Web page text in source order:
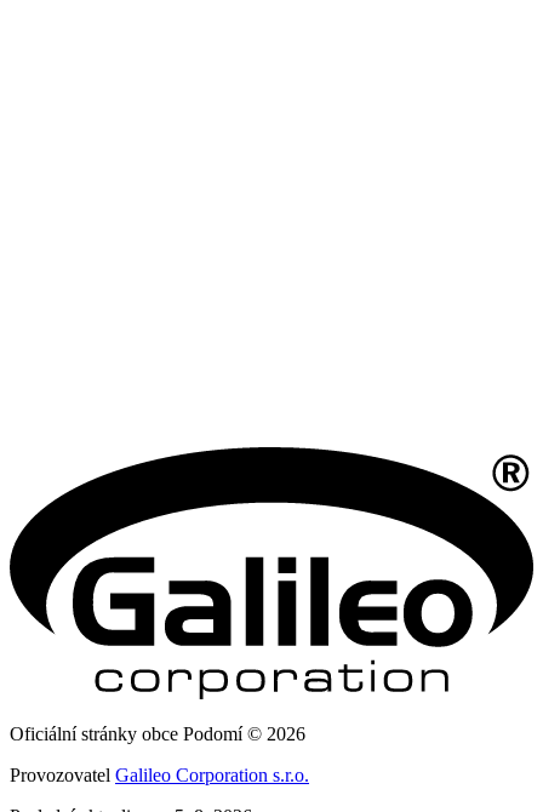
Oficiální stránky obce Podomí © 2026
Provozovatel Galileo Corporation s.r.o.